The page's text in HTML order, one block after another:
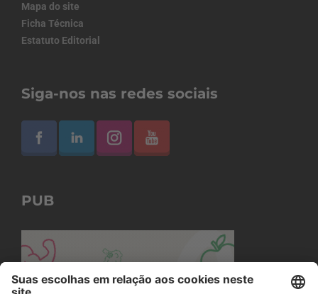
Mapa do site
Ficha Técnica
Estatuto Editorial
Siga-nos nas redes sociais
PUB